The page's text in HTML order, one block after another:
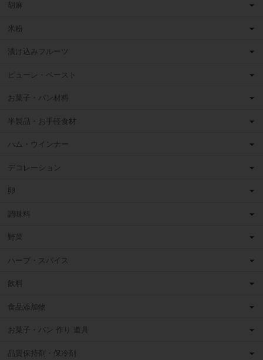
胡麻
米粉
漬け込みフルーツ
ピューレ・ペースト
お菓子・パン材料
半製品・お手軽食材
ハム・ウインナー
デコレーション
卵
調味料
野菜
ハーブ・スパイス
飲料
食品添加物
お菓子・パン 作り 道具
品質保持剤・保冷剤